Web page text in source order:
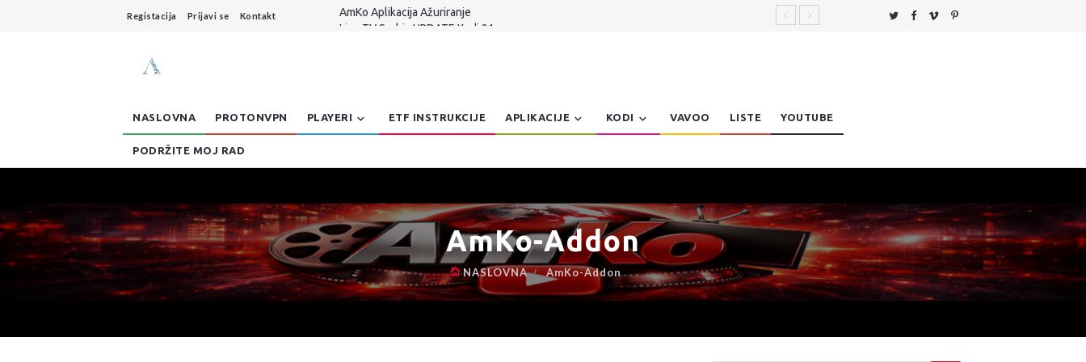
Registacija Prijavi se Kontakt
Live TV Serbia UPDATE Kodi 21.x
NASLOVNA PROTONVPN PLAYERI ETF INSTRUKCIJE APLIKACIJE KODI VAVOO LISTE YOUTUBE
PODRŽITE MOJ RAD
AmKo-Addon
NASLOVNA AmKo-Addon